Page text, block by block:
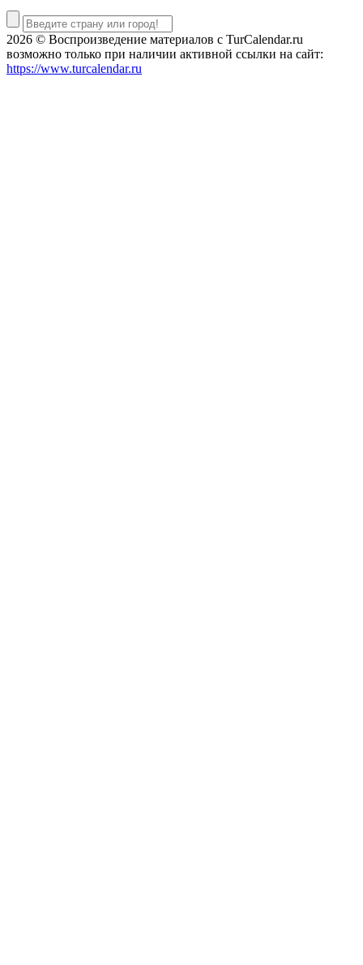
2026 © Воспроизведение материалов c TurCalendar.ru
возможно только при наличии активной ссылки на сайт:
https://www.turcalendar.ru